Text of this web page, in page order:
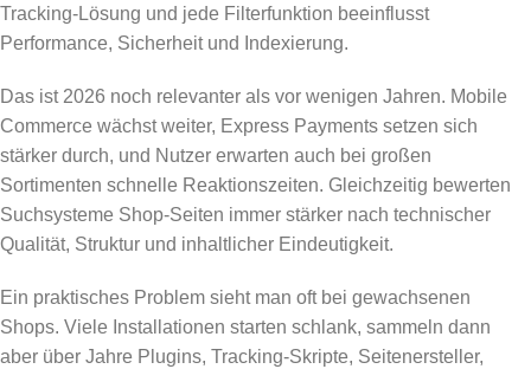
Tracking-Lösung und jede Filterfunktion beeinflusst
Performance, Sicherheit und Indexierung.
Das ist 2026 noch relevanter als vor wenigen Jahren. Mobile
Commerce wächst weiter, Express Payments setzen sich
stärker durch, und Nutzer erwarten auch bei großen
Sortimenten schnelle Reaktionszeiten. Gleichzeitig bewerten
Suchsysteme Shop-Seiten immer stärker nach technischer
Qualität, Struktur und inhaltlicher Eindeutigkeit.
Ein praktisches Problem sieht man oft bei gewachsenen
Shops. Viele Installationen starten schlank, sammeln dann
aber über Jahre Plugins, Tracking-Skripte, Seitenersteller,